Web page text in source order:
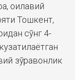
оилавий
Тошкент,
сўнг 4-
зўравонлик